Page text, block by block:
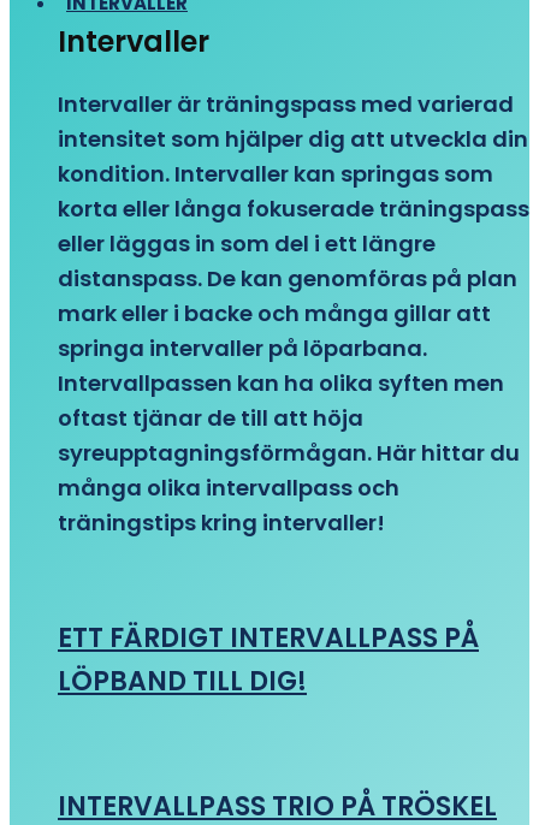
Intervaller
Intervaller är träningspass med varierad
intensitet som hjälper dig att utveckla din
kondition. Intervaller kan springas som
korta eller långa fokuserade träningspass
eller läggas in som del i ett längre
distanspass. De kan genomföras på plan
mark eller i backe och många gillar att
springa intervaller på löparbana.
Intervallpassen kan ha olika syften men
oftast tjänar de till att höja
syreupptagningsförmågan. Här hittar du
många olika intervallpass och
träningstips kring intervaller!
ETT FÄRDIGT INTERVALLPASS PÅ
LÖPBAND TILL DIG!
INTERVALLPASS TRIO PÅ TRÖSKEL